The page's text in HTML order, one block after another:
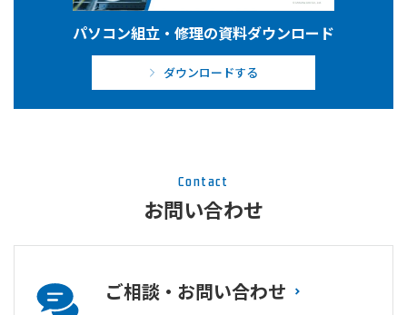
パソコン組立・修理の資料ダウンロード
ダウンロードする
Contact
お問い合わせ
ご相談・お問い合わせ